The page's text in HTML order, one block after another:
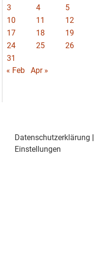
3
4 5
10
11 12
17
18 19
24
25 26
31
« Feb
Apr »
Datenschutzerklärung |
Einstellungen